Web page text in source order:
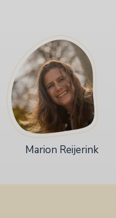
Marion Reijerink